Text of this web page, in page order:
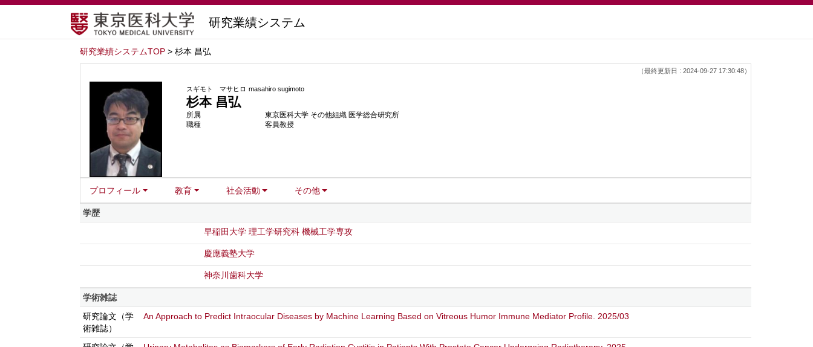
研究業績システム
研究業績システムTOP > 杉本 昌弘
（最終更新日 : 2024-09-27 17:30:48）
スギモト マサヒロ masahiro sugimoto
杉本 昌弘
所属
東京医科大学 その他組織 医学総合研究所
職種
客員教授
プロフィール 教育 社会活動 その他
学歴
早稲田大学 理工学研究科 機械工学専攻
慶應義塾大学
神奈川歯科大学
学術雑誌
研究論文（学
術雑誌）
An Approach to Predict Intraocular Diseases by Machine Learning Based on Vitreous Humor Immune Mediator Profile. 2025/03